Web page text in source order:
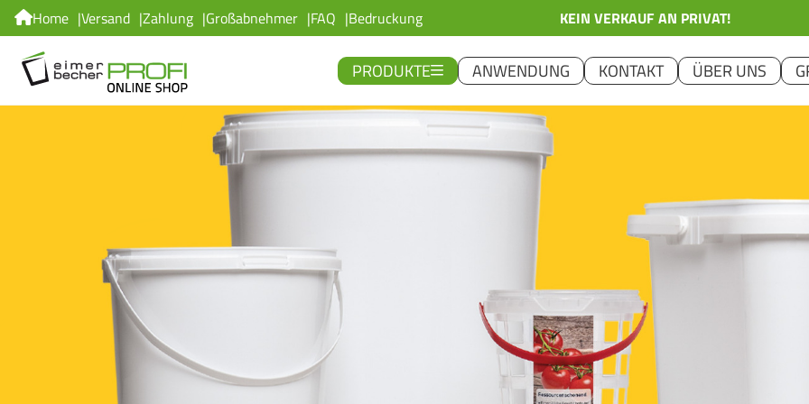
Home Versand Zahlung Großabnehmer FAQ Bedruckung KEIN VERKAUF AN PRIVAT!
PRODUKTE ANWENDUNG KONTAKT ÜBER UNS